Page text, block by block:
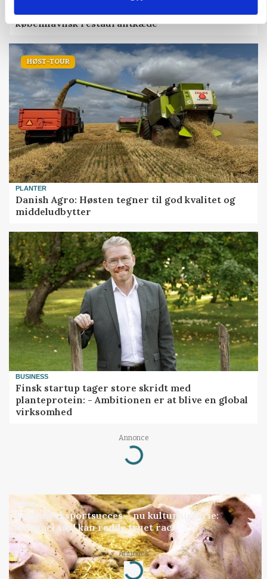
københavnsk restaurantkæde
HØST-TOUR
PLANTER
Danish Agro: Høsten tegner til god kvalitet og
middeludbytter
BUSINESS
Finsk startup tager store skridt med
planteprotein: - Ambitionen er at blive en global
virksomhed
Annonce
Loading...
GRISE
Engang eksportsucces – nu kulturhistorie:
Gammel sæd kan redde truet race
Annonce
Loading...